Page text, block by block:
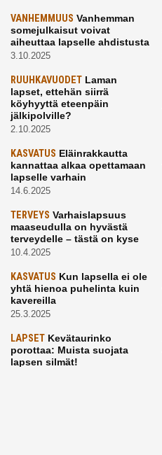
VANHEMMUUS Vanhemman
somejulkaisut voivat
aiheuttaa lapselle ahdistusta
3.10.2025
RUUHKAVUODET Laman
lapset, ettehän siirrä
köyhyyttä eteenpäin
jälkipolville?
2.10.2025
KASVATUS Eläinrakkautta
kannattaa alkaa opettamaan
lapselle varhain
14.6.2025
TERVEYS Varhaislapsuus
maaseudulla on hyvästä
terveydelle – tästä on kyse
10.4.2025
KASVATUS Kun lapsella ei ole
yhtä hienoa puhelinta kuin
kavereilla
25.3.2025
LAPSET Kevätaurinko
porottaa: Muista suojata
lapsen silmät!